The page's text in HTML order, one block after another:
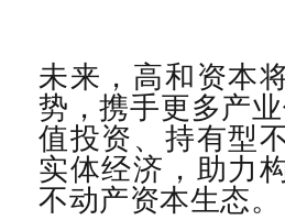
未来，高和资本
势，携手更多产
值投资、持有型
实体经济，助力
不动产资本生态。